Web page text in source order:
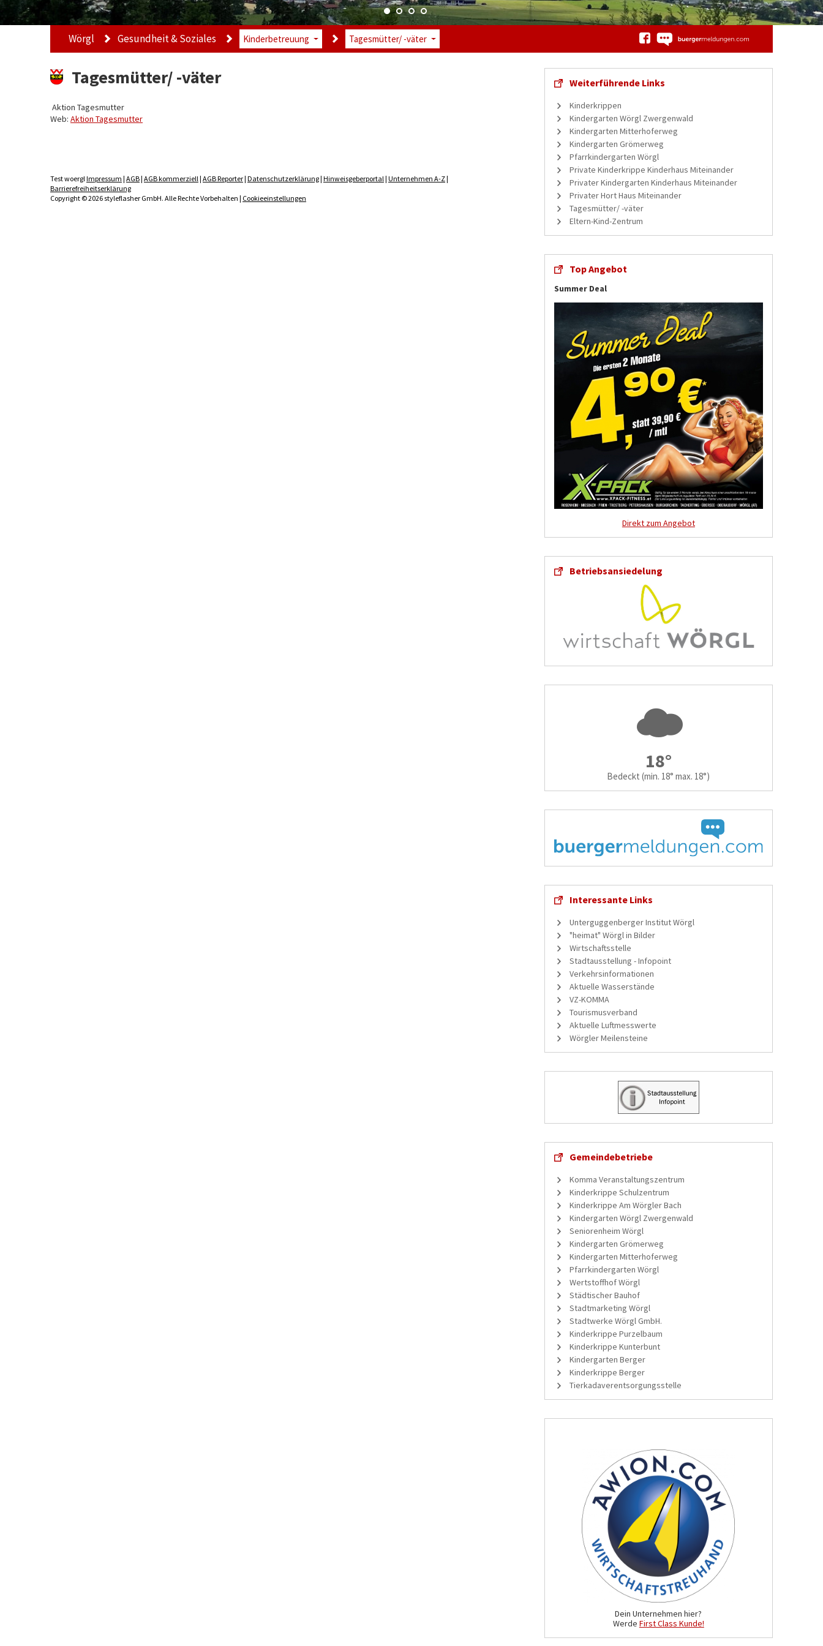
Wörgl Gesundheit & Soziales Kinderbetreuung Tagesmütter/ -väter
Tagesmütter/ -väter
Aktion Tagesmutter
Web: Aktion Tagesmutter
Test woerglImpressum | AGB| AGB kommerziell| AGB Reporter| Datenschutzerklärung| Hinweisgeberportal| Unternehmen A-Z|
Barrierefreiheitserklärung
Copyright © 2026 styleflasher GmbH. Alle Rechte Vorbehalten | Cookieeinstellungen
Weiterführende Links
Kinderkrippen
Kindergarten Wörgl Zwergenwald
Kindergarten Mitterhoferweg
Kindergarten Grömerweg
Pfarrkindergarten Wörgl
Private Kinderkrippe Kinderhaus Miteinander
Privater Kindergarten Kinderhaus Miteinander
Privater Hort Haus Miteinander
Tagesmütter/ -väter
Eltern-Kind-Zentrum
Top Angebot
Summer Deal
Direkt zum Angebot
Betriebsansiedelung
18°
Bedeckt (min. 18° max. 18°)
Interessante Links
Unterguggenberger Institut Wörgl
"heimat" Wörgl in Bilder
Wirtschaftsstelle
Stadtausstellung - Infopoint
Verkehrsinformationen
Aktuelle Wasserstände
VZ-KOMMA
Tourismusverband
Aktuelle Luftmesswerte
Wörgler Meilensteine
Gemeindebetriebe
Komma Veranstaltungszentrum
Kinderkrippe Schulzentrum
Kinderkrippe Am Wörgler Bach
Kindergarten Wörgl Zwergenwald
Seniorenheim Wörgl
Kindergarten Grömerweg
Kindergarten Mitterhoferweg
Pfarrkindergarten Wörgl
Wertstoffhof Wörgl
Städtischer Bauhof
Stadtmarketing Wörgl
Stadtwerke Wörgl GmbH.
Kinderkrippe Purzelbaum
Kinderkrippe Kunterbunt
Kindergarten Berger
Kinderkrippe Berger
Tierkadaverentsorgungsstelle
Dein Unternehmen hier?
Werde First Class Kunde!